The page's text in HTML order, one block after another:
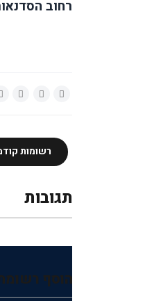
רחוב הסדנאות 10 הרצליה הפיתוח טלפון לתיאומים 09-
רשומות
תגובות
הוסף